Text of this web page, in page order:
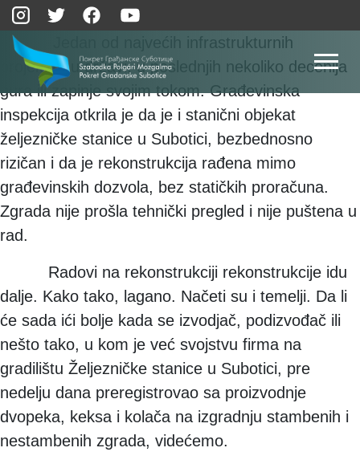
Jedan od najvećih infrastrukturnih
projekata u državi, u poslednjih nekoliko decenija
gura ili zapinje svojim tokom. Građevinska
inspekcija otkrila je da je i stanični objekat
željezničke stanice u Subotici, bezbednosno
rizičan i da je rekonstrukcija rađena mimo
građevinskih dozvola, bez statičkih proračuna.
Zgrada nije prošla tehnički pregled i nije puštena u
rad.
Radovi na rekonstrukciji rekonstrukcije idu
dalje. Kako tako, lagano. Načeti su i temelji. Da li
će sada ići bolje kada se izvodjač, podizvođač ili
nešto tako, u kom je već svojstvu firma na
gradilištu Željezničke stanice u Subotici, pre
nedelju dana preregistrovao sa proizvodnje
dvopeka, keksa i kolača na izgradnju stambenih i
nestambenih zgrada, videćemo.